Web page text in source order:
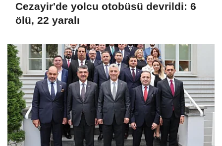
Cezayir'de yolcu otobüsü devrildi: 6
ölü, 22 yaralı